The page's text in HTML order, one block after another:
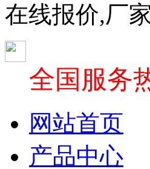
在线报价,厂
全国服务
网站首页
产品中心